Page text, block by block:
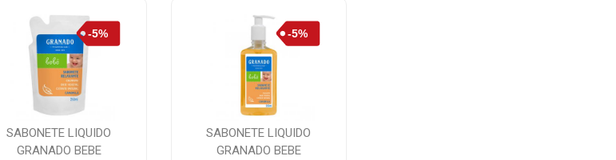
SABONETE LIQUIDO
GRANADO BEBE
SABONETE LIQUIDO
GRANADO BEBE